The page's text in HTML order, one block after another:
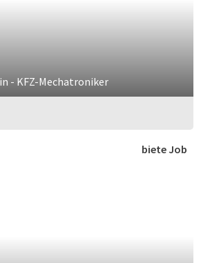
- KFZ-Mechatroniker
biete Job